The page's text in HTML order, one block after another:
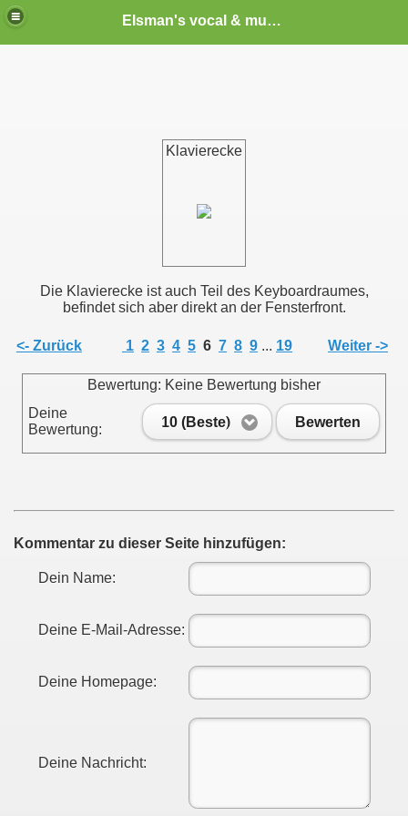
Elsman's vocal & music school
Klavierecke
Die Klavierecke ist auch Teil des Keyboardraumes,
befindet sich aber direkt an der Fensterfront.
<- Zurück 1 2 3 4 5 6 7 8 9 ... 19 Weiter ->
Bewertung: Keine Bewertung bisher
Deine
Bewertung:
10 (Beste) Bewerten
Kommentar zu dieser Seite hinzufügen:
Dein Name:
Deine E-Mail-Adresse:
Deine Homepage:
Deine Nachricht: